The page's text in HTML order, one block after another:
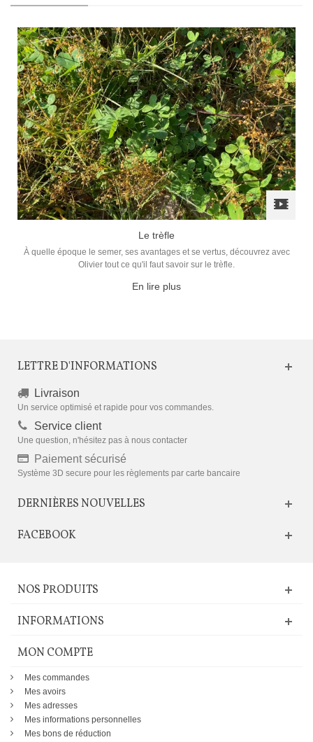
Le trèfle
À quelle époque le semer, ses avantages et se vertus, découvrez avec
Olivier tout ce qu'il faut savoir sur le trèfle.
En lire plus
LETTRE D'INFORMATIONS
Livraison
Un service optimisé et rapide pour vos commandes.
Service client
Une question, n'hésitez pas à nous contacter
Paiement sécurisé
Système 3D secure pour les règlements par carte bancaire
DERNIÈRES NOUVELLES
FACEBOOK
NOS PRODUITS
INFORMATIONS
MON COMPTE
Mes commandes
Mes avoirs
Mes adresses
Mes informations personnelles
Mes bons de réduction